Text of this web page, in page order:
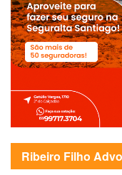
Ribeiro Filho